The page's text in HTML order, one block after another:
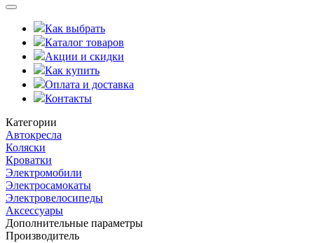
Как выбрать
Каталог товаров
Акции и скидки
Как купить
Оплата и доставка
Контакты
Категории
Автокресла
Коляски
Кроватки
Электромобили
Электросамокаты
Электровелосипеды
Аксессуары
Дополнительные параметры
Производитель